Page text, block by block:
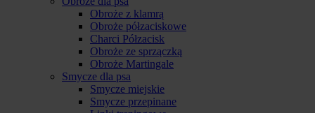
Obroże z klamrą
Obroże półzaciskowe
Charci Półzacisk
Obroże ze sprzączką
Obroże Martingale
Smycze dla psa
Smycze miejskie
Smycze przepinane